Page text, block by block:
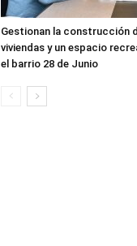
Gestionan la construcción
viviendas y un espacio
el barrio 28 de Junio